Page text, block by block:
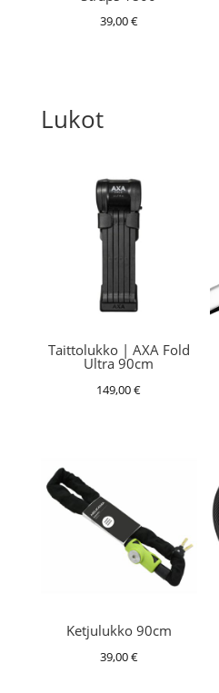
39,00€
Lukot
Taittolukko | AXA Fold
Ultra 90cm
149,00€
Ketjulukko 90cm
39,00€